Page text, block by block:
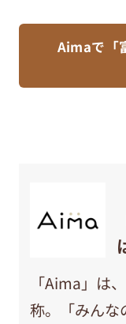
Aimaで「
「Aima」は
称。「みんな